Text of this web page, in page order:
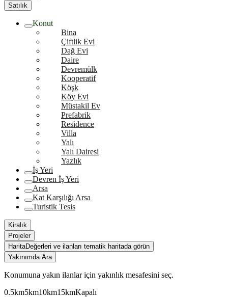
Satılık
Konut
Bina
Çiftlik Evi
Dağ Evi
Daire
Devremülk
Kooperatif
Köşk
Köy Evi
Müstakil Ev
Prefabrik
Residence
Villa
Yalı
Yalı Dairesi
Yazlık
İş Yeri
Devren İş Yeri
Arsa
Kat Karşılığı Arsa
Turistik Tesis
Kiralık
Projeler
HaritaDeğerleri ve ilanları tematik haritada görün
Yakınımda Ara
Konumuna yakın ilanlar için yakınlık mesafesini seç.
0.5km5km10km15kmKapalı